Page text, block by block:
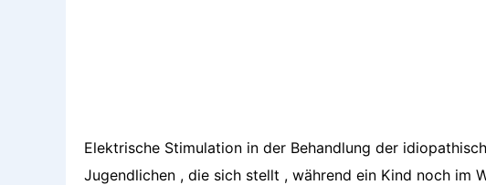
Elektrische Stimulation in der Behandlung der
Jugendlichen , die sich stellt , während ein Kind noch im